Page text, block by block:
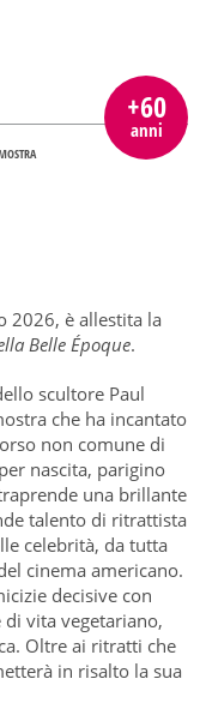
+60
anni
2026, è allestita la
Belle Époque.
scultore Paul
che ha incantato
non comune di
nascita, parigino
una brillante
talento di ritrattista
celebrità, da tutta
cinema americano.
decisive con
vita vegetariano,
Oltre ai ritratti che
in risalto la sua